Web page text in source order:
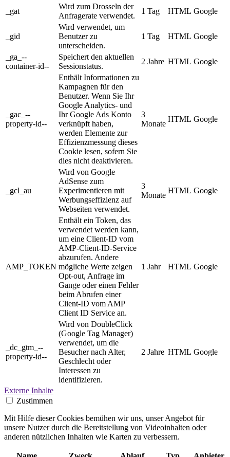
_gat
Wird zum Drosseln der
Anfragerate verwendet.
1 Tag HTML Google
_gid
Wird verwendet, um
Benutzer zu
unterscheiden.
1 Tag HTML Google
_ga_--
container-id--
Speichert den aktuellen
Sessionstatus.
2 Jahre HTML Google
_gac_--
property-id--
Enthält Informationen zu
Kampagnen für den
Benutzer. Wenn Sie Ihr
Google Analytics- und
Ihr Google Ads Konto
verknüpft haben,
werden Elemente zur
Effizienzmessung dieses
Cookie lesen, sofern Sie
dies nicht deaktivieren.
3
Monate
HTML Google
_gcl_au
Wird von Google
AdSense zum
Experimentieren mit
Werbungseffizienz auf
Webseiten verwendet.
3
Monate
HTML Google
AMP_TOKEN
Enthält ein Token, das
verwendet werden kann,
um eine Client-ID vom
AMP-Client-ID-Service
abzurufen. Andere
mögliche Werte zeigen
Opt-out, Anfrage im
Gange oder einen Fehler
beim Abrufen einer
Client-ID vom AMP
Client ID Service an.
1 Jahr HTML Google
_dc_gtm_--
property-id--
Wird von DoubleClick
(Google Tag Manager)
verwendet, um die
Besucher nach Alter,
Geschlecht oder
Interessen zu
identifizieren.
2 Jahre HTML Google
Externe Inhalte
Zustimmen
Mit Hilfe dieser Cookies bemühen wir uns, unser Angebot für
unsere Nutzer durch die Bereitstellung von Videoinhalten oder
anderen nützlichen Inhalten wie Karten zu verbessern.